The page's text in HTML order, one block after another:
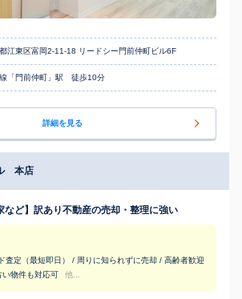
江東区富岡2-11-18 リードシー門前仲町ビル6F
「門前仲町」駅 徒歩10分
詳細を見る
本店
など】訳あり不動産の売却・整理に強い
査定（最短即日） / 周りに知られずに売却 / 高齢者歓迎
物件も対応可
他...